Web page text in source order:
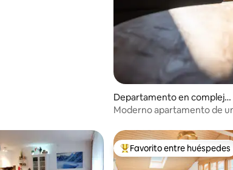
172 evaluaciones
Departamento en complejo
residencial en Lauterbrunn
Moderno apartamento de
Favorito entre los
Favorito entre huéspedes